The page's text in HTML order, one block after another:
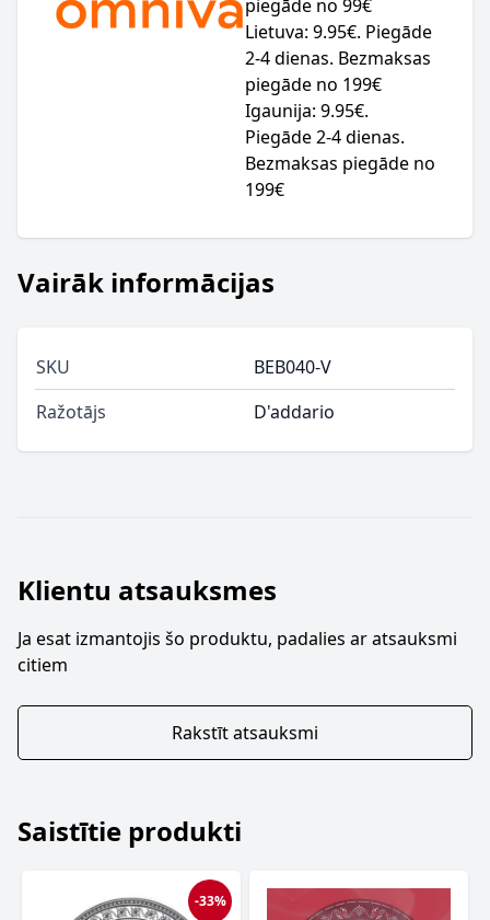
piegāde no 99€
Lietuva: 9.95€. Piegāde
2-4 dienas. Bezmaksas
piegāde no 199€
Igaunija: 9.95€.
Piegāde 2-4 dienas.
Bezmaksas piegāde no
199€
Vairāk informācijas
SKU
BEB040-V
Ražotājs
D'addario
Klientu atsauksmes
Ja esat izmantojis šo produktu, padalies ar atsauksmi
citiem
Rakstīt atsauksmi
Saistītie produkti
-33%